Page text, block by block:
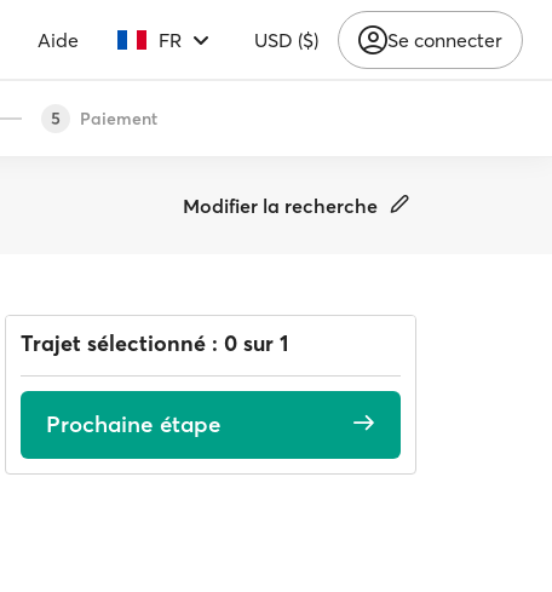
Aide FR USD ($) Se connecter
5 Paiement
Modifier la recherche
Trajet sélectionné : 0 sur 1
Prochaine étape